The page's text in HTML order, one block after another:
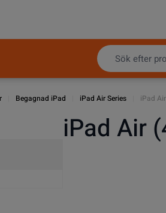
Begagnad iPad iPad Air Series iPad
iPad Air